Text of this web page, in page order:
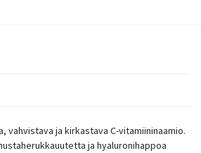
vahvistava ja kirkastava C-vitamiininaamio.
ja hyaluronihappoa